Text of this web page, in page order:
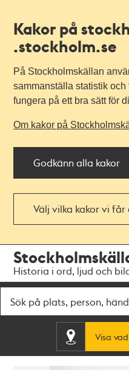
Kakor på
.stockholm.se
På Stockholmskällan
sammanställa statistik
fungera på ett bra sätt för
Om kakor på
Godkänn alla kakor
Välj vilka kakor vi får
navigationen
huvudinnehållet
Historia i ord, ljud och
Visa